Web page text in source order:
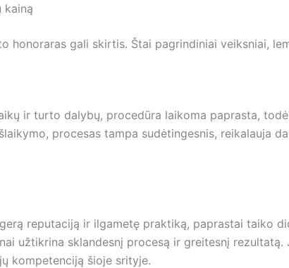
kainą
honoraras gali skirtis. Štai pagrindiniai veiksniai,
ir turto dalybų, procedūra laikoma paprasta,
procesas tampa sudėtingesnis, reikalauja
reputaciją ir ilgametę praktiką, paprastai taiko
užtikrina sklandesnį procesą ir greitesnį
kompetenciją šioje srityje.